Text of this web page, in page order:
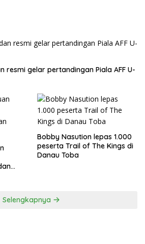
resmi gelar pertandingan Piala AFF U-
Bobby Nasution lepas 1.000
peserta Trail of The Kings di
Danau Toba
Selengkapnya